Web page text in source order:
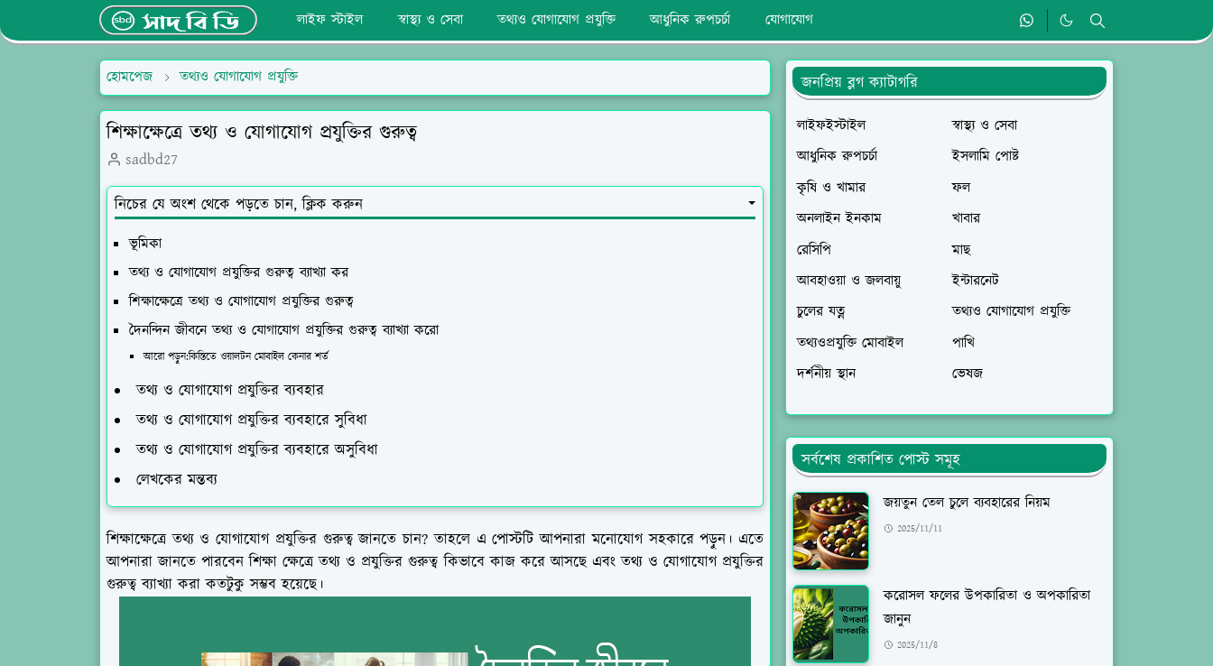
লাইফ স্টাইল স্বাস্থ্য ও সেবা তথ্যও যোগাযোগ প্রযুক্তি আধুনিক রুপচর্চা যোগাযোগ
হোমপেজ তথ্যও যোগাযোগ প্রযুক্তি
শিক্ষাক্ষেত্রে তথ্য ও যোগাযোগ প্রযুক্তির গুরুত্ব
sadbd27
নিচের যে অংশ থেকে পড়তে চান, ক্লিক করুন
ভূমিকা
তথ্য ও যোগাযোগ প্রযুক্তির গুরুত্ব ব্যাখ্যা কর
শিক্ষাক্ষেত্রে তথ্য ও যোগাযোগ প্রযুক্তির গুরুত্ব
দৈনন্দিন জীবনে তথ্য ও যোগাযোগ প্রযুক্তির গুরুত্ব ব্যাখ্যা করো
আরো পড়ুন:কিস্তিতে ওয়ালটন মোবাইল কেনার শর্ত
তথ্য ও যোগাযোগ প্রযুক্তির ব্যবহার
তথ্য ও যোগাযোগ প্রযুক্তির ব্যবহারে সুবিধা
তথ্য ও যোগাযোগ প্রযুক্তির ব্যবহারে অসুবিধা
লেখকের মন্তব্য
শিক্ষাক্ষেত্রে তথ্য ও যোগাযোগ প্রযুক্তির গুরুত্ব জানতে চান? তাহলে এ পোস্টটি আপনারা মনোযোগ সহকারে পড়ুন। এতে
আপনারা জানতে পারবেন শিক্ষা ক্ষেত্রে তথ্য ও প্রযুক্তির গুরুত্ব কিভাবে কাজ করে আসছে এবং তথ্য ও যোগাযোগ প্রযুক্তির
গুরুত্ব ব্যাখ্যা করা কতটুকু সম্ভব হয়েছে।
জনপ্রিয় ব্লগ ক্যাটাগরি
লাইফইস্টাইল
স্বাস্থ্য ও সেবা
আধুনিক রুপচর্চা
ইসলামি পোষ্ট
কৃষি ও খামার
ফল
অনলাইন ইনকাম
খাবার
রেসিপি
মাছ
আবহাওয়া ও জলবায়ু
ইন্টারনেট
চুলের যত্ন
তথ্যও যোগাযোগ প্রযুক্তি
তথ্যওপ্রযুক্তি মোবাইল
পাখি
দর্শনীয় স্থান
ভেষজ
সর্বশেষ প্রকাশিত পোস্ট সমূহ
জয়তুন তেল চুলে ব্যবহারের নিয়ম
2025/11/11
করোসল ফলের উপকারিতা ও অপকারিতা
জানুন
2025/11/8